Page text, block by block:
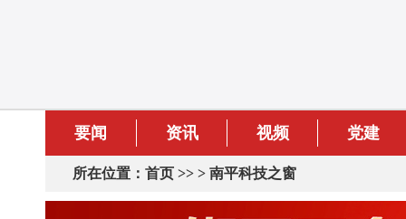
要闻 资讯 视频 党建
所在位置： 首页 >> > 南平科技之窗